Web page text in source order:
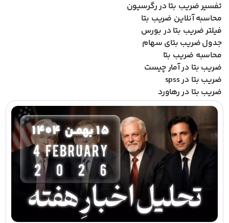
تفسیر ضریب بتا در رگرسیون
محاسبه آنلاین ضریب بتا
فیلتر ضریب بتا در بورس
جدول ضریب بتای سهام
محاسبه ضریب بتا
ضریب بتا در آمار چیست
ضریب بتا در spss
ضریب بتا در رهاورد